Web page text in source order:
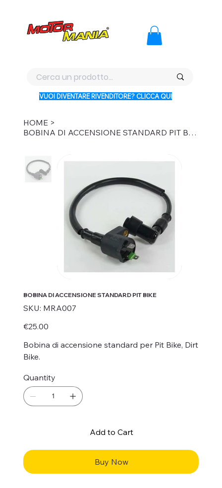
VUOI DIVENTARE RIVENDITORE? CLICCA QUI
HOME >
BOBINA DI ACCENSIONE STANDARD PIT BIKE
BOBINA DI ACCENSIONE STANDARD PIT BIKE
SKU: SKU
MRA007
MRA007
Price
€25.00
Bobina di accensione standard per Pit Bike, Dirt
Bike.
Quantity
Add to Cart
Buy Now